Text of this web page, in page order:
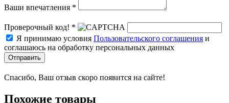
Ваши впечатления *
Проверочный код! *
Я принимаю условия Пользовательского соглашения и
соглашаюсь на обработку персональных данных
Отправить
Спасибо, Ваш отзыв скоро появится на сайте!
Похожие товары